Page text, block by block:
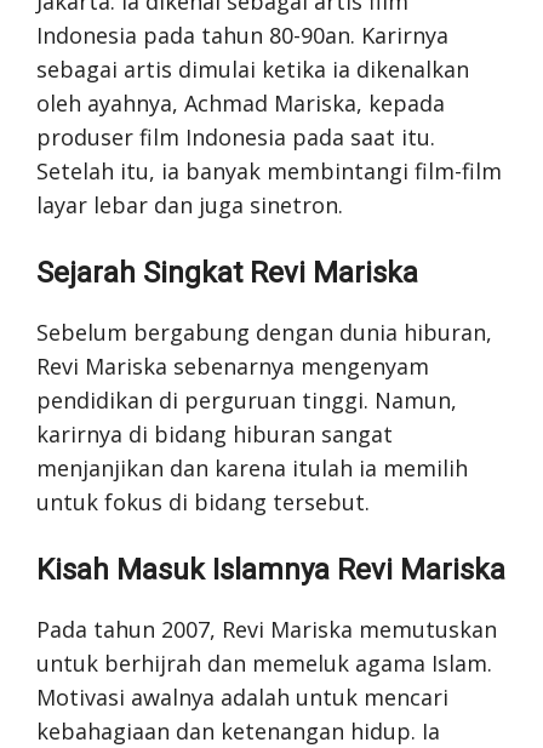
Indonesia pada tahun 80-90an. Karirnya
sebagai artis dimulai ketika ia dikenalkan
oleh ayahnya, Achmad Mariska, kepada
produser film Indonesia pada saat itu.
Setelah itu, ia banyak membintangi film-film
layar lebar dan juga sinetron.
Sejarah Singkat Revi Mariska
Sebelum bergabung dengan dunia hiburan,
Revi Mariska sebenarnya mengenyam
pendidikan di perguruan tinggi. Namun,
karirnya di bidang hiburan sangat
menjanjikan dan karena itulah ia memilih
untuk fokus di bidang tersebut.
Kisah Masuk Islamnya Revi Mariska
Pada tahun 2007, Revi Mariska memutuskan
untuk berhijrah dan memeluk agama Islam.
Motivasi awalnya adalah untuk mencari
kebahagiaan dan ketenangan hidup. Ia